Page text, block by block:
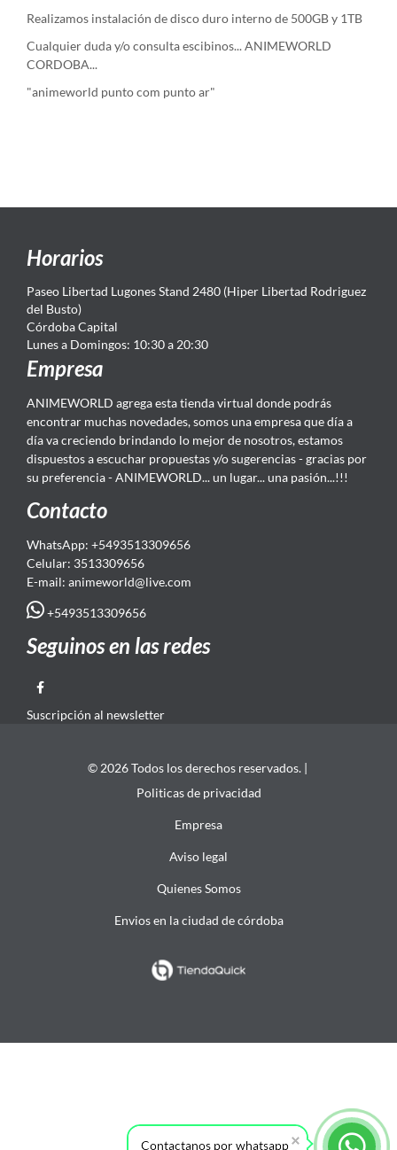
Realizamos instalación de disco duro interno de 500GB y 1TB
Cualquier duda y/o consulta escibinos... ANIMEWORLD
CORDOBA...
"animeworld punto com punto ar"
Horarios
Paseo Libertad Lugones Stand 2480 (Hiper Libertad Rodriguez
del Busto)
Córdoba Capital
Lunes a Domingos: 10:30 a 20:30
Empresa
ANIMEWORLD agrega esta tienda virtual donde podrás
encontrar muchas novedades, somos una empresa que día a
día va creciendo brindando lo mejor de nosotros, estamos
dispuestos a escuchar propuestas y/o sugerencias - gracias por
su preferencia - ANIMEWORLD... un lugar... una pasión...!!!
Contacto
WhatsApp: +5493513309656
Celular: 3513309656
E-mail: animeworld@live.com
+5493513309656
Seguinos en las redes
Suscripción al newsletter
© 2026 Todos los derechos reservados. |
Politicas de privacidad
Empresa
Aviso legal
Quienes Somos
Envios en la ciudad de córdoba
Contactanos por whatsapp